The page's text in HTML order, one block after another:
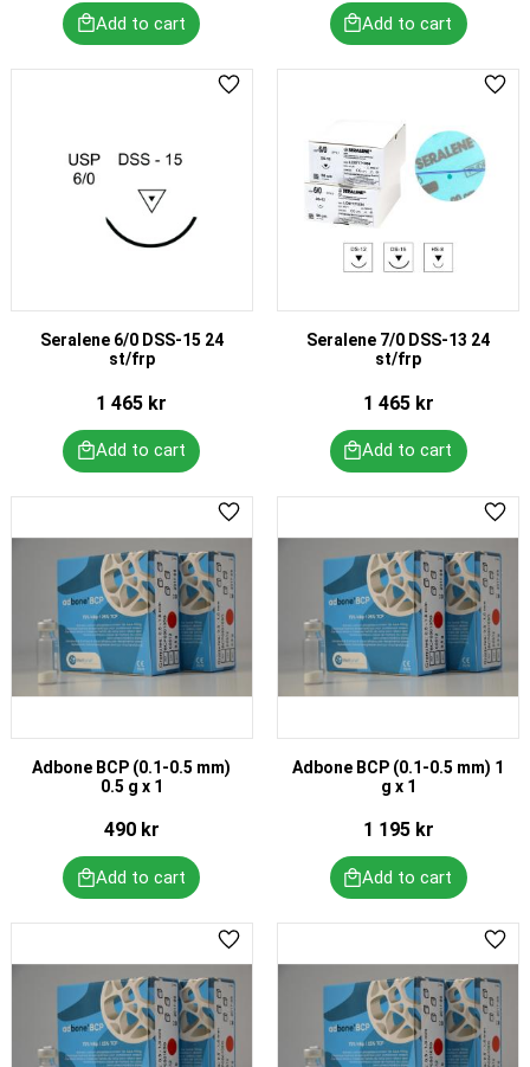
Seralene 6/0 DSS-15 24
st/frp
1 465 kr
Add to favorites
Seralene 7/0 DSS-13 24
st/frp
1 465kr
Add
Adbone BCP (0.1-0.5 mm)
0.5 g x 1
490kr
Add to favorites
Adbone BCP (0.1-0.5 mm) 1
g x 1
1 195kr
Add
Add to favorites Add